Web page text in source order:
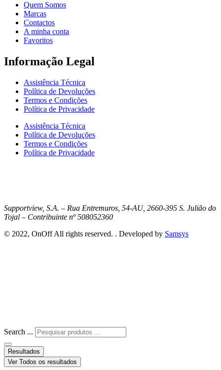
Quem Somos
Marcas
Contactos
A minha conta
Favoritos
Informação Legal
Assistência Técnica
Política de Devoluções
Termos e Condições
Política de Privacidade
Assistência Técnica
Política de Devoluções
Termos e Condições
Política de Privacidade
Supportview, S.A. – Rua Entremuros, 54-AU, 2660-395 S. Julião do
Tojal – Contribuinte nº 508052360
© 2022, OnOff All rights reserved. . Developed by Samsys
Search ...
Resultados
Ver Todos os resultados